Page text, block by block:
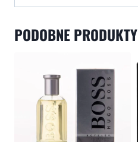
PODOBNE PRODUKTY